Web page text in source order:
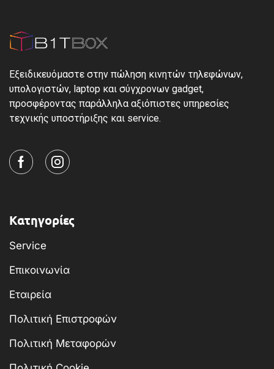
Εξειδικευόμαστε στην πώληση κινητών τηλεφώνων,
υπολογιστών, laptop και σύγχρονων gadget,
προσφέροντας παράλληλα αξιόπιστες υπηρεσίες
τεχνικής υποστήριξης και service.
Κατηγορίες
Service
Επικοινωνία
Εταιρεία
Πολιτική Επιστροφών
Πολιτική Μεταφορών